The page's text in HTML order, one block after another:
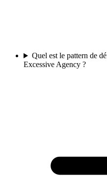
Quel est le pattern de
Excessive Agency ?